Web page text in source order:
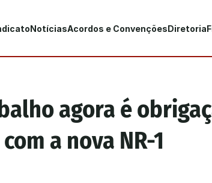
NotíciasAcordos e ConvençõesDiretoria
agora é
a nova NR-1